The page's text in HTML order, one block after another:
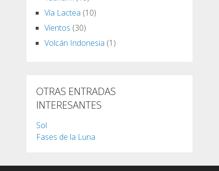
Vía Lactea (10)
Vientos (30)
Volcán Indonesia (1)
OTRAS ENTRADAS
INTERESANTES
Sol
Fases de la Luna